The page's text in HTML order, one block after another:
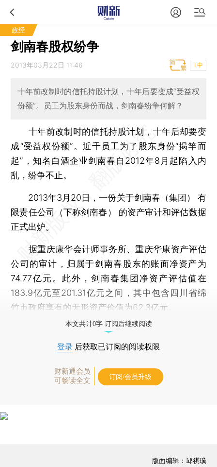
政经
剑南春股权纷争
2013年03月22日 11:46 T中
十年前改制时的信托持股计划，十年后要变成“受益权
份额”。员工为股东身份而战，剑南春纷争何解？
十年前改制时的信托持股计划，十年后却要变
成“受益权份额”。近千员工为了股东身份“揭竿而
起”，知名白酒企业剑南春自2012年8月起陷入内
乱，纷争不止。
2013年3月20日，一份关于剑南春（集团） 有
限责任公司（下称剑南春） 的资产审计和评估数据
正式出炉。
据重庆康华会计师事务所、重庆华康资产评估
公司的审计，归属于剑南春股东的账面净资产为
74.77亿元。此外，剑南春集团净资产评估值在
183.9亿元至201.31亿元之间，其中包含四川省绵
竹市政府享有的无形资产价值为62.3亿元。
本文共计0字 订阅后继续阅读
登录 后获取已订阅的阅读权限
财新通会员
可畅读全文
订阅/会员升级
版面编辑：邱祺璞